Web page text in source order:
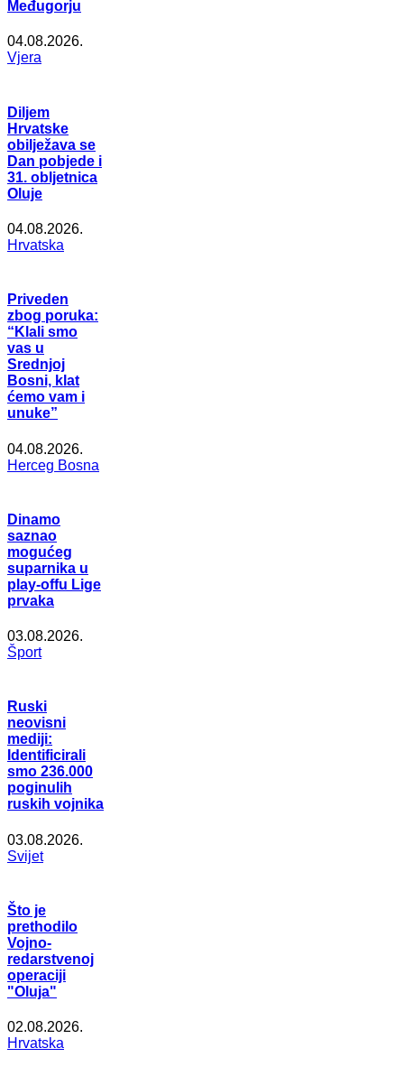
Međugorju
04.08.2026.
Vjera
Diljem
Hrvatske
obilježava se
Dan pobjede i
31. obljetnica
Oluje
04.08.2026.
Hrvatska
Priveden
zbog poruka:
“Klali smo
vas u
Srednjoj
Bosni, klat
ćemo vam i
unuke”
04.08.2026.
Herceg Bosna
Dinamo
saznao
mogućeg
suparnika u
play-offu Lige
prvaka
03.08.2026.
Šport
Ruski
neovisni
mediji:
Identificirali
smo 236.000
poginulih
ruskih vojnika
03.08.2026.
Svijet
Što je
prethodilo
Vojno-
redarstvenoj
operaciji
"Oluja"
02.08.2026.
Hrvatska